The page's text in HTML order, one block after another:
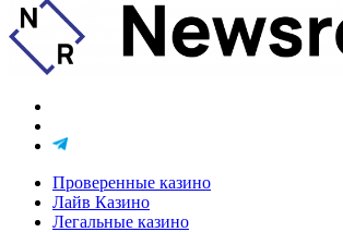
Проверенные казино
Лайв Казино
Легальные казино